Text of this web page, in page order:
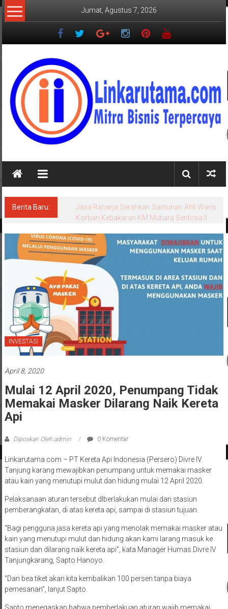
Lompat
ke
Jumat, Agustus 7, 2026
LINKARUTAMA.COM
Mitra
Terpercaya
Berita Baru:
Jasa Raharja Serahkan Santunan Ahli Waris
Korban Kebakaran KM Mutiara Sentosa II
INVESTASI
April 8, 2020
Mulai 12 April 2020, Penumpang Tidak
Memakai Masker Dilarang Naik Kereta
Api
Diposkan Oleh:admin 0 Komentar
Linkarutama.com – PT Kereta Api Indonesia (Persero) Divre IV
Tanjung karang mewajibkan penumpang untuk memakai masker
atau kain yang menutupi mulut dan hidung mulai 12 April 2020.
Pelaksanaan aturan tersebut dlberlakukan mulai dari stasiun
pemberangkatan, di atas kereta api, sampai di stasiun tujuan.
“Bagi pengguna jasa kereta api yang menolak memakai masker atau
kain yang menutupi mulut dan hidung akan kami Iarang masuk ke
stasiun dan dilarang naik kereta api”, kata Manager Humas Divre IV
Tanjungkarang, Sapto Hanoyo.
“Dan bea tiket akan kita kembalikan 100 persen tanpa biaya
pemesanan”, lanjut Sapto.